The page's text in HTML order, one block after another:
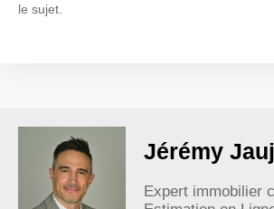
le sujet.
Jérémy
Expert immobilier